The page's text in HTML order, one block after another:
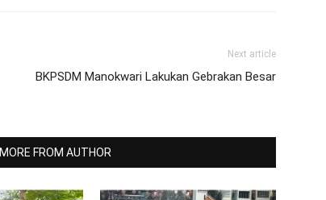
Next article
BKPSDM Manokwari Lakukan Gebrakan Besar
MORE FROM AUTHOR